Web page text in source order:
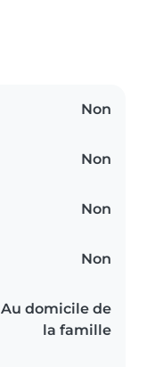
Non
Non
Non
Non
Au domicile de
la famille